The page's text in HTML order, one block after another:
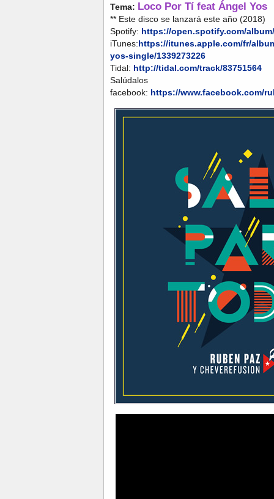
Tema: Loco Por Tí feat Ángel Yos
** Este disco se lanzará este año (2018)
Spotify: https://open.spotify.com/
iTunes:https://itunes.apple.com/fr/
yos-single/1339273226
Tidal: http://tidal.com/track/83751564
facebook: https://www.facebook.com/